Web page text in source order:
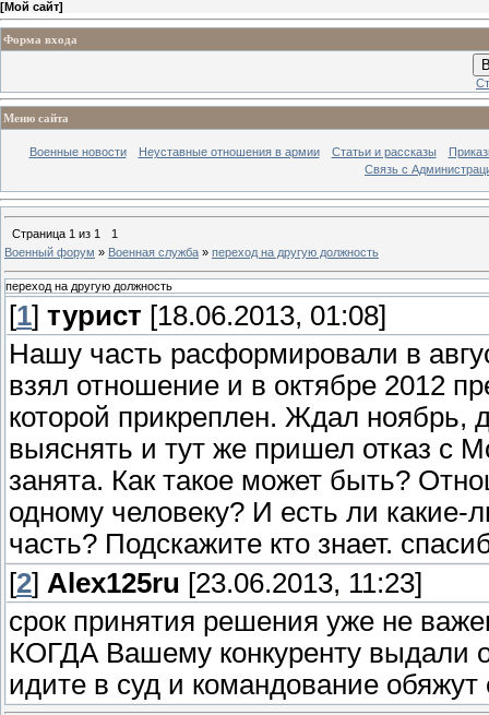
[Мой сайт]
Форма входа
Меню сайта
Военные новости Неуставные отношения в армии Статьи и рассказы
Связь с
Страница 1 из 1
1
Военный форум » Военная служба » переход на другую должность
переход на другую должность
[1] турист [18.06.2013, 01:08]
Нашу часть расформировали в
взял отношение и в октябре 2012
которой прикреплен. Ждал ноябрь,
выяснять и тут же пришел отказ с
занята. Как такое может быть?
одному человеку? И есть ли какие-
часть? Подскажите кто знает.
[2] Alex125ru [23.06.2013, 11:23]
срок принятия решения уже не
КОГДА Вашему конкуренту выдали
идите в суд и командование